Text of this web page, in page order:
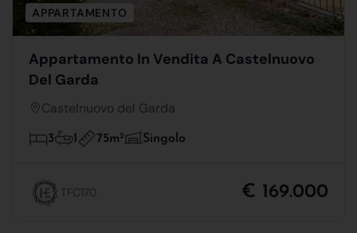
APPARTAMENTO
Appartamento In Vendita A Castelnuovo
Del Garda
Castelnuovo del Garda
3 1 75m2 Singolo
TFC170 € 169.000